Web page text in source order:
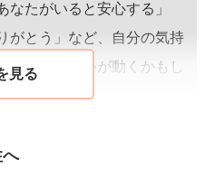
たがいると安心する」
がとう」など、自分の気持
外に感じて心が動くかもし
きなものをサプライズで用